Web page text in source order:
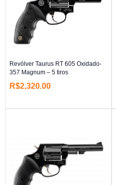
Revólver Taurus RT 605 Oxidado-
357 Magnum – 5 tiros
R$2,320.00